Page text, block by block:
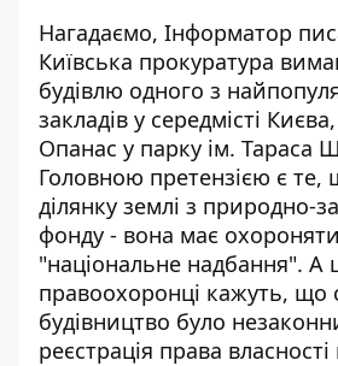
Нагадаємо, Інформатор
Київська прокуратура
будівлю одного з
закладів у середмісті Києва,
Опанас у парку ім. Тараса
Головною претензією є те,
ділянку землі з природно-
фонду - вона має
"національне надбання". А
правоохоронці кажуть, що
будівництво було
реєстрація права